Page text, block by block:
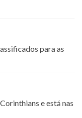
para as
e está nas